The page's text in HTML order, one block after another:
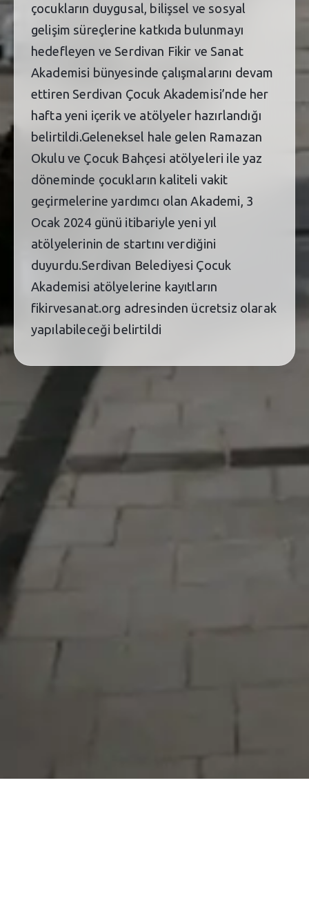
çocukların duygusal, bilişsel ve sosyal
gelişim süreçlerine katkıda bulunmayı
hedefleyen ve Serdivan Fikir ve Sanat
Akademisi bünyesinde çalışmalarını devam
ettiren Serdivan Çocuk Akademisi’nde her
hafta yeni içerik ve atölyeler hazırlandığı
belirtildi.Geleneksel hale gelen Ramazan
Okulu ve Çocuk Bahçesi atölyeleri ile yaz
döneminde çocukların kaliteli vakit
geçirmelerine yardımcı olan Akademi, 3
Ocak 2024 günü itibariyle yeni yıl
atölyelerinin de startını verdiğini
duyurdu.Serdivan Belediyesi Çocuk
Akademisi atölyelerine kayıtların
fikirvesanat.org adresinden ücretsiz olarak
yapılabileceği belirtildi